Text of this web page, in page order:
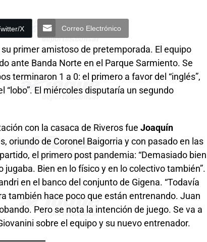
X Correo Electrónico
primer amistoso de pretemporada. El equipo
ante Banda Norte en el Parque Sarmiento. Se
terminaron 1 a 0: el primero a favor del “inglés”,
El miércoles disputaría un segundo
con la casaca de Riveros fue Joaquín
oriundo de Coronel Baigorria y con pasado en las
el primero post pandemia: “Demasiado bien
Bien en lo físico y en lo colectivo también”.
en el banco del conjunto de Gigena. “Todavía
también hace poco que están entrenando. Juan
Pero se nota la intención de juego. Se va a
sobre el equipo y su nuevo entrenador.